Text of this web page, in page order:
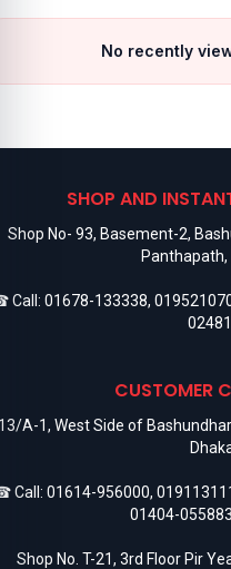
No recently
SHOP AND
Shop No- 93, Basement-2,
Panthapath,
Call: 01678-133338,
CUSTOMER
A-1, West Side of
Call: 01614-956000,
01404-055883
Shop No. T-21, 3rd Floor Pir